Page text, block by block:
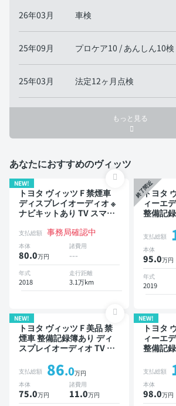
26年03月 車検
25年09月 プロケア10 / あんしん10検
25年03月 法定12ヶ月点検
もっと見る
あなたにおすすめのヴィッツ
NEW!
トヨタ ヴィッツ F 禁煙車
ディスプレイオーディオ ※
ナビキットあり TV スマー
支払総額 事務局確認中
本体
80.0万円
諸費用
---
年式
2018
走行距離
3.1万km
終了間近
トヨタ
ィーエ
整備記
ー スマ
クモニ
ダー 衝
支払総額
本体
95.0万円
年式
2019
NEW!
トヨタ ヴィッツ F 美品 禁
煙車 整備記録簿あり ディ
スプレイオーディオ TV ワ
支払総額 86.0万円
本体
75.0万円
諸費用
11.0万円
NEW!
トヨタ
ィーエ
整備記
ー ETC
ライブ
支払総額
本体
98.0万円